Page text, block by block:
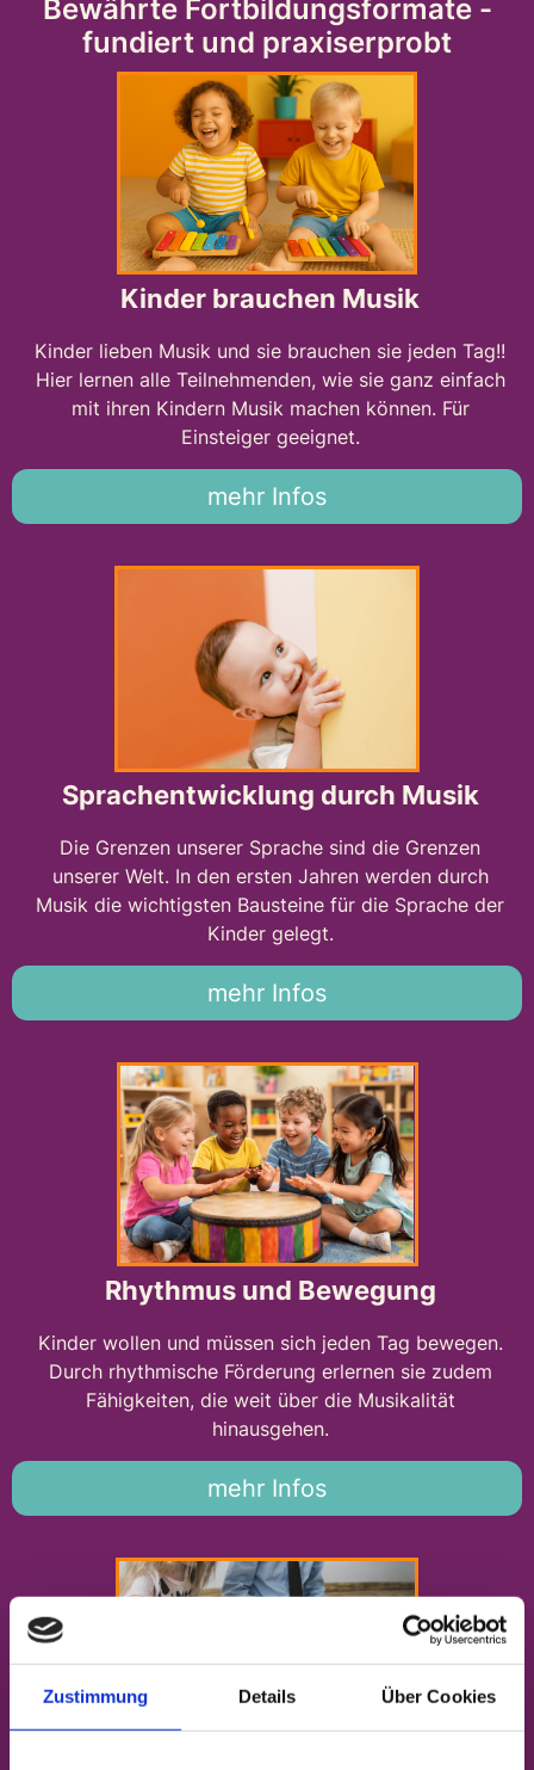
Zustimmung Details Über Cookies
Bewährte Fortbildungsformate -
fundiert und praxiserprobt
Kinder brauchen Musik
Kinder lieben Musik und sie brauchen sie jeden Tag!!
Hier lernen alle Teilnehmenden, wie sie ganz einfach
mit ihren Kindern Musik machen können. Für
Einsteiger geeignet.
mehr Infos
Sprachentwicklung durch Musik
Die Grenzen unserer Sprache sind die Grenzen
unserer Welt. In den ersten Jahren werden durch
Musik die wichtigsten Bausteine für die Sprache der
Kinder gelegt.
mehr Infos
Rhythmus und Bewegung
Kinder wollen und müssen sich jeden Tag bewegen.
Durch rhythmische Förderung erlernen sie zudem
Fähigkeiten, die weit über die Musikalität
hinausgehen.
mehr Infos